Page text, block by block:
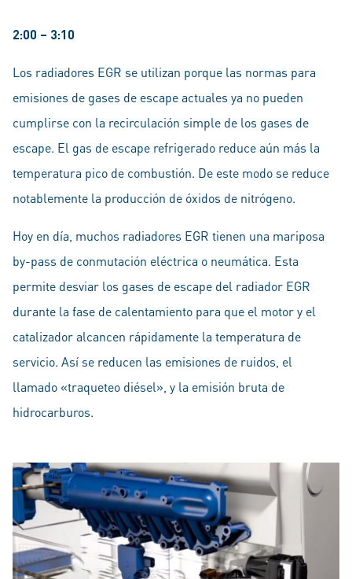
2:00 – 3:10
Los radiadores EGR se utilizan porque las normas para
emisiones de gases de escape actuales ya no pueden
cumplirse con la recirculación simple de los gases de
escape. El gas de escape refrigerado reduce aún más la
temperatura pico de combustión. De este modo se reduce
notablemente la producción de óxidos de nitrógeno.
Hoy en día, muchos radiadores EGR tienen una mariposa
by-pass de conmutación eléctrica o neumática. Esta
permite desviar los gases de escape del radiador EGR
durante la fase de calentamiento para que el motor y el
catalizador alcancen rápidamente la temperatura de
servicio. Así se reducen las emisiones de ruidos, el
llamado «traqueteo diésel», y la emisión bruta de
hidrocarburos.